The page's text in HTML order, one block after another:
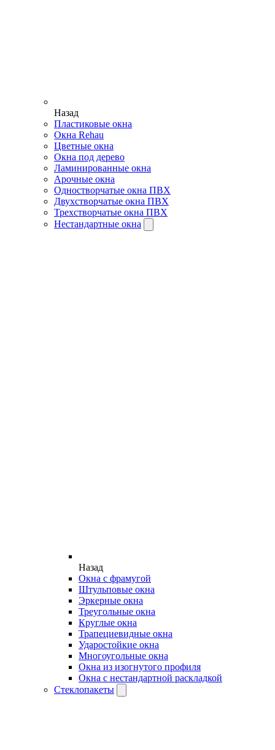
Назад
Пластиковые окна
Окна Rehau
Цветные окна
Окна под дерево
Ламинированные окна
Арочные окна
Одностворчатые окна ПВХ
Двухстворчатые окна ПВХ
Трехстворчатые окна ПВХ
Нестандартные окна
Назад
Окна с фрамугой
Штульповые окна
Эркерные окна
Треугольные окна
Круглые окна
Трапециевидные окна
Ударостойкие окна
Многоугольные окна
Окна из изогнутого профиля
Окна с нестандартной раскладкой
Стеклопакеты